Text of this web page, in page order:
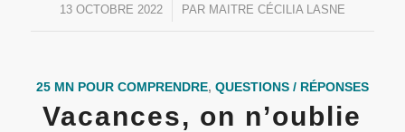
13 OCTOBRE 2022
/ PAR MAITRE CÉCILIA LASNE
25 MN POUR COMPRENDRE, QUESTIONS / RÉPONSES
Vacances, on n’oublie